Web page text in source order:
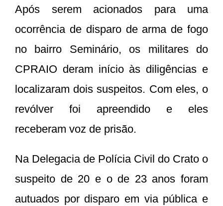
Após serem acionados para uma
ocorrência de disparo de arma de fogo
no bairro Seminário, os militares do
CPRAIO deram início às diligências e
localizaram dois suspeitos. Com eles, o
revólver foi apreendido e eles
receberam voz de prisão.
Na Delegacia de Polícia Civil do Crato o
suspeito de 20 e o de 23 anos foram
autuados por disparo em via pública e